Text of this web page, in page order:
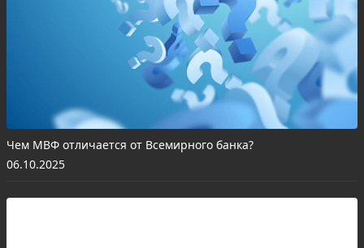
Чем МВФ отличается от Всемирного банка?
06.10.2025